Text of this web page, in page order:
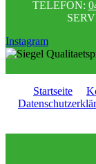
TELEFON:
Instagram
Startseite